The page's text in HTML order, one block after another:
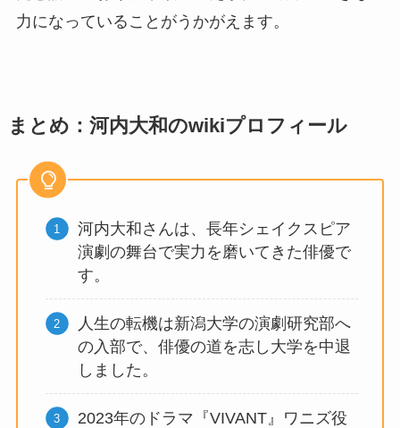
力になっていることがうかがえます。
まとめ：河内大和のwikiプロフィール
河内大和さんは、長年シェイクスピア
演劇の舞台で実力を磨いてきた俳優で
す。
人生の転機は新潟大学の演劇研究部へ
の入部で、俳優の道を志し大学を中退
しました。
2023年のドラマ『VIVANT』ワニズ役